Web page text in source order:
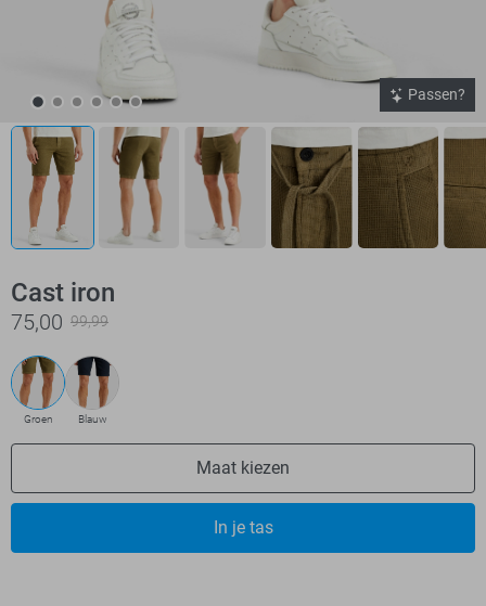
Passen?
Cast iron
75,00 99,99
Groen Blauw
Maat kiezen
In je tas